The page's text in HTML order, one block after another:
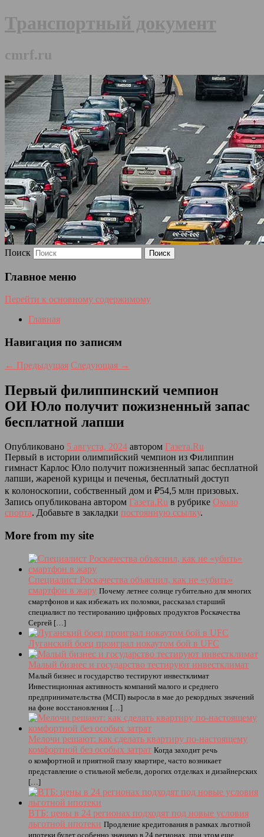
Транспортный документ
cmrf.ru
Поиск
Главное меню
Перейти к основному содержимому
Главная
Навигация по записям
← Предыдущая Следующая →
Первый филиппинский чемпион
ОИ Юло получит пожизненный запас
бесплатной лапши
Опубликовано 5 августа, 2024 автором Газета.Ru
Первый в истории олимпийский чемпион из Филиппин
гимнаст Карлос Юло получит пожизненный запас бесплатной
лапши, жареной курицы и печенья, бесплатный доступ
к колоноскопии, собственный дом и ₽54,5 млн призовых.
Запись опубликована автором Газета.Ru в рубрике Около
спорта. Добавьте в закладки постоянную ссылку.
More from my site
Специалист Роскачества объяснил, как не «убить»
смартфон в жару Почему летнее солнце губительно для многих
смартфонов и как избежать их поломки, рассказал старший
специалист по тестированию цифровых продуктов Роскачества
Сергей […]
Луганский боец проиграл нокаутом бой в UFC
Малый бизнес и государство тестируют инвестклимат
Малый бизнес и государство тестируют инвестклимат
Инвестиционная активность компаний малого и среднего
предпринимательства (МСП) выросла в мае до рекордных значений
на фоне восстановления […]
Мелочи решают: как сделать квартиру по-настоящему
комфортной без особых затрат Когда заходит речь
о комфортной и приятной глазу квартире, часто возникает
представление о стильной мебели, дорогих отделках и дизайнерских
[…]
ВТБ: цены в 24 регионах подходят под новые условия
льготной ипотеки Продление кредитования в рамках льготной
ипотеки будет особенно значимо в 24 регионах, при этом еще